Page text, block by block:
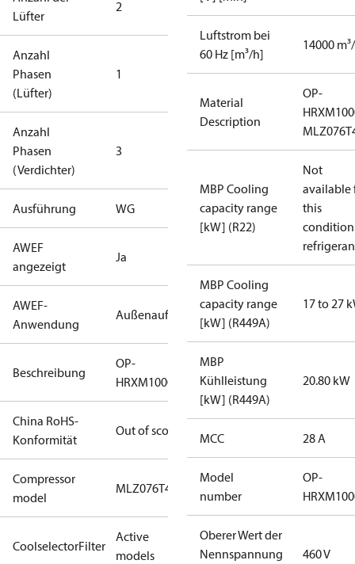
Lüfter
2
Anzahl
Phasen
(Lüfter)
1
Anzahl
Phasen
(Verdichter)
3
Ausführung WG
AWEF
angezeigt
Ja
AWEF-
Anwendung
Außenaufstellung
Beschreibung
OP-
HRXM1000UWG000R
China RoHS-
Konformität
Out of scope
Compressor
model
MLZ076T4A
CoolselectorFilter
Active
models
Luftstrom bei
60 Hz [m³/h]
14000
Material
Description
OP-
MBP Cooling
capacity range
[kW] (R22)
Not
available
this
MBP Cooling
capacity range
[kW] (R449A)
17 to 27
MBP
Kühlleistung
[kW] (R449A)
20.80 kW
MCC 28 A
Model
number
OP-
Oberer Wert der
Nennspannung
460 V